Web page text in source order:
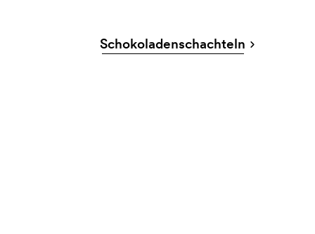
Schokoladenschachteln